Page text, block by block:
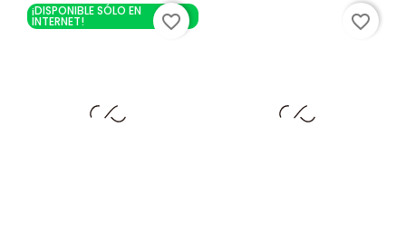
¡DISPONIBLE SÓLO EN
INTERNET! favorite_border favorite_border